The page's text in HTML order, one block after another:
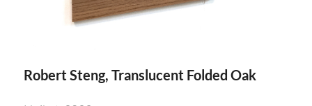
Robert Steng, Translucent Folded Oak